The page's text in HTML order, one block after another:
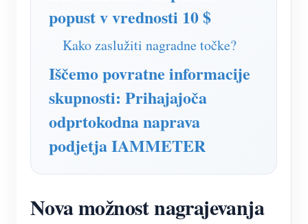
Sistem za napovedovanje in simulacijo energije
Aplikacije
Monitor energije solarnega PV sistema
Monitor porabe električne energije
Nadzorni sistem PV grelnika
Avtomatizacija doma
Tovarniški energetski nadzor
Trgovina
Viri
Hitri začetek izdelka
Dokument
pogosta vprašanja
Skupnost
Razvijalec
Program nagrajevanja
O nas
popust v vrednosti 10 $
Kako zaslužiti nagradne točke?
Iščemo povratne informacije
skupnosti: Prihajajoča
odprtokodna naprava
podjetja IAMMETER
Nova možnost nagrajevanja